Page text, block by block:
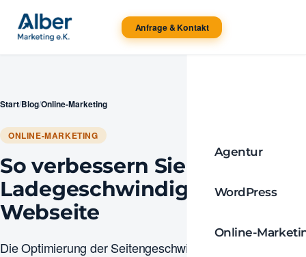
Anfrage & Kontakt
Agentur
WordPress
Online-
Start/Blog/Online-Marketing
ONLINE-MARKETING
So verbessern Sie die
Ladegeschwindigkeit Ihrer
Webseite
Die Optimierung der Seitengeschwindigkeit ist ein